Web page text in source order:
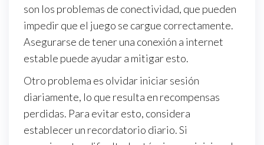
son los problemas de conectividad, que pueden
impedir que el juego se cargue correctamente.
Asegurarse de tener una conexión a internet
estable puede ayudar a mitigar esto.
Otro problema es olvidar iniciar sesión
diariamente, lo que resulta en recompensas
perdidas. Para evitar esto, considera
establecer un recordatorio diario. Si